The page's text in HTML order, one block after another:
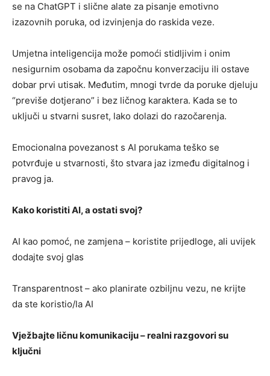
se na ChatGPT i slične alate za pisanje emotivno
izazovnih poruka, od izvinjenja do raskida veze.
Umjetna inteligencija može pomoći stidljivim i onim
nesigurnim osobama da započnu konverzaciju ili ostave
dobar prvi utisak. Međutim, mnogi tvrde da poruke djeluju
“previše dotjerano” i bez ličnog karaktera. Kada se to
uključi u stvarni susret, lako dolazi do razočarenja.
Emocionalna povezanost s AI porukama teško se
potvrđuje u stvarnosti, što stvara jaz između digitalnog i
pravog ja.
Kako koristiti AI, a ostati svoj?
AI kao pomoć, ne zamjena – koristite prijedloge, ali uvijek
dodajte svoj glas
Transparentnost – ako planirate ozbiljnu vezu, ne krijte
da ste koristio/la AI
Vježbajte ličnu komunikaciju – realni razgovori su
ključni